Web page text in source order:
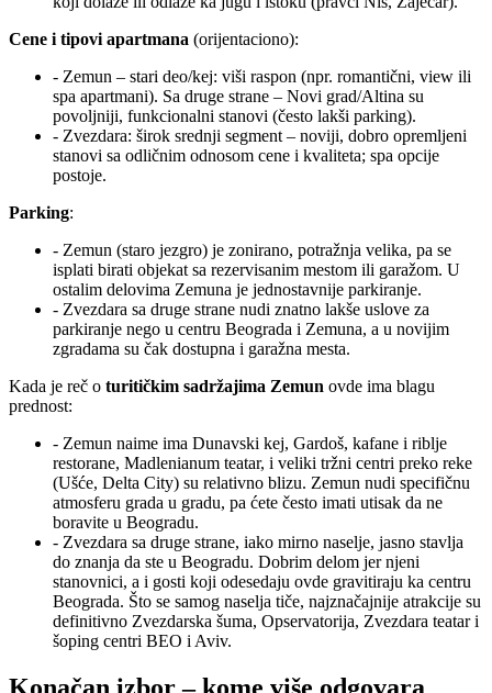
Cene i tipovi apartmana (orijentaciono):
- Zemun – stari deo/kej: viši raspon (npr. romantični, view ili
spa apartmani). Sa druge strane – Novi grad/Altina su
povoljniji, funkcionalni stanovi (često lakši parking).
- Zvezdara: širok srednji segment – noviji, dobro opremljeni
stanovi sa odličnim odnosom cene i kvaliteta; spa opcije
postoje.
Parking:
- Zemun (staro jezgro) je zonirano, potražnja velika, pa se
isplati birati objekat sa rezervisanim mestom ili garažom. U
ostalim delovima Zemuna je jednostavnije parkiranje.
- Zvezdara sa druge strane nudi znatno lakše uslove za
parkiranje nego u centru Beograda i Zemuna, a u novijim
zgradama su čak dostupna i garažna mesta.
Kada je reč o turitičkim sadržajima Zemun ovde ima blagu
prednost:
- Zemun naime ima Dunavski kej, Gardoš, kafane i riblje
restorane, Madlenianum teatar, i veliki tržni centri preko reke
(Ušće, Delta City) su relativno blizu. Zemun nudi specifičnu
atmosferu grada u gradu, pa ćete često imati utisak da ne
boravite u Beogradu.
- Zvezdara sa druge strane, iako mirno naselje, jasno stavlja
do znanja da ste u Beogradu. Dobrim delom jer njeni
stanovnici, a i gosti koji odesedaju ovde gravitiraju ka centru
Beograda. Što se samog naselja tiče, najznačajnije atrakcije su
definitivno Zvezdarska šuma, Opservatorija, Zvezdara teatar i
šoping centri BEO i Aviv.